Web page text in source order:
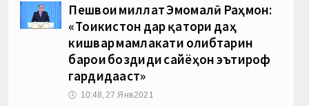
Пешвои миллат Эмомалӣ Раҳмон:
«Тоҷикистон дар қатори даҳ
кишвар мамлакати ҷолибтарин
барои боздиди сайёҳон эътироф
гардидааст»
🕔 10:48, 27.Янв 2021